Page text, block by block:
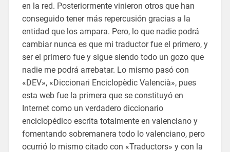
en la red. Posteriormente vinieron otros que han
conseguido tener más repercusión gracias a la
entidad que los ampara. Pero, lo que nadie podrá
cambiar nunca es que mi traductor fue el primero, y
ser el primero fue y sigue siendo todo un gozo que
nadie me podrá arrebatar. Lo mismo pasó con
«DEV», «Diccionari Enciclopèdic Valencià», pues
esta web fue la primera que se constituyó en
Internet como un verdadero diccionario
enciclopédico escrita totalmente en valenciano y
fomentando sobremanera todo lo valenciano, pero
ocurrió lo mismo citado con «Traductors» y con la